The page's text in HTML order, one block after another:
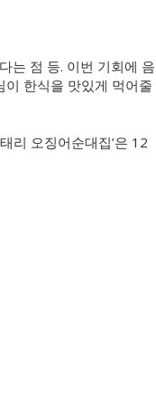
는 점 등. 이번 기회에 음
한식을 맛있게 먹어줄
리 오징어순대집’은 12